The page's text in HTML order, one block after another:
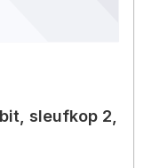
sleufkop 2,